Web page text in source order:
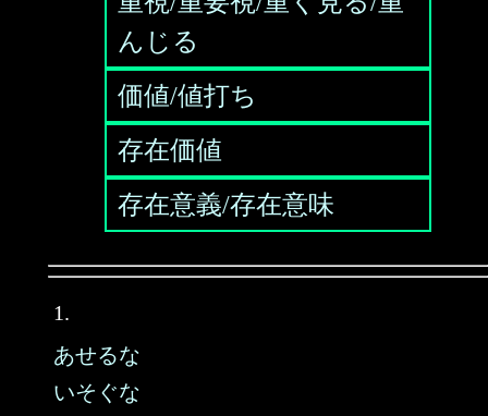
んじる
価値/値打ち
存在価値
存在意義/存在意味
1.
あせるな
いそぐな